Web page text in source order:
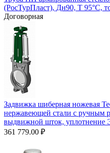
(РосТурПласт), Дн90, Т 95°С,
Договорная
Задвижка шиберная ножевая
нержавеющей стали с ручным
выдвижной шток,
361 779.00 ₽